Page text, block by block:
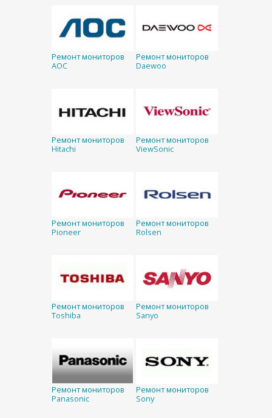
Ремонт мониторов
AOC
Ремонт мониторов
Daewoo
Ремонт мониторов
Hitachi
Ремонт мониторов
ViewSonic
Ремонт мониторов
Pioneer
Ремонт мониторов
Rolsen
Ремонт мониторов
Toshiba
Ремонт мониторов
Sanyo
Ремонт мониторов
Panasonic
Ремонт мониторов
Sony